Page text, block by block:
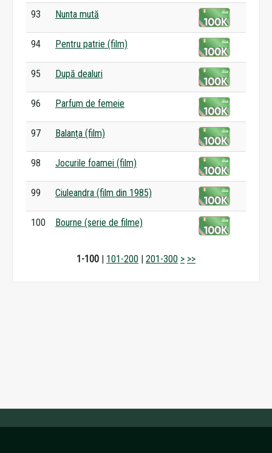
93 Nunta mută
94 Pentru patrie (film)
95 După dealuri
96 Parfum de femeie
97 Balanța (film)
98 Jocurile foamei (film)
99 Ciuleandra (film din 1985)
100 Bourne (serie de filme)
1-100 | 101-200 | 201-300 > >>